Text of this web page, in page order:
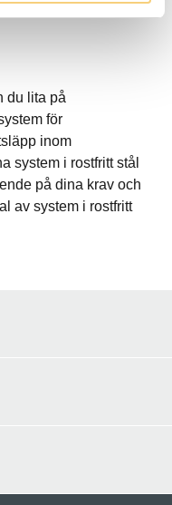
du lita på
för
inom
system i rostfritt stål
på dina krav och
av system i rostfritt